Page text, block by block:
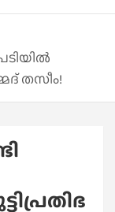
തസീം!